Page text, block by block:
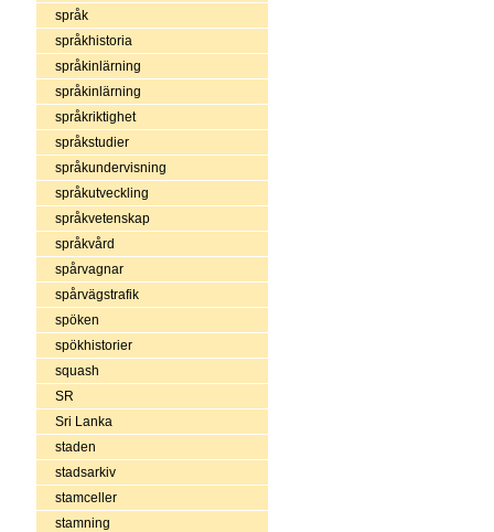
språk
språkhistoria
språkinlärning
språkinlärning
språkriktighet
språkstudier
språkundervisning
språkutveckling
språkvetenskap
språkvård
spårvagnar
spårvägstrafik
spöken
spökhistorier
squash
SR
Sri Lanka
staden
stadsarkiv
stamceller
stamning